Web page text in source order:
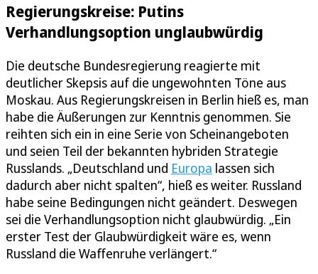
Regierungskreise: Putins
Verhandlungsoption unglaubwürdig
Die deutsche Bundesregierung reagierte mit
deutlicher Skepsis auf die ungewohnten Töne aus
Moskau. Aus Regierungskreisen in Berlin hieß es, man
habe die Äußerungen zur Kenntnis genommen. Sie
reihten sich ein in eine Serie von Scheinangeboten
und seien Teil der bekannten hybriden Strategie
Russlands. „Deutschland und Europa lassen sich
dadurch aber nicht spalten“, hieß es weiter. Russland
habe seine Bedingungen nicht geändert. Deswegen
sei die Verhandlungsoption nicht glaubwürdig. „Ein
erster Test der Glaubwürdigkeit wäre es, wenn
Russland die Waffenruhe verlängert.“